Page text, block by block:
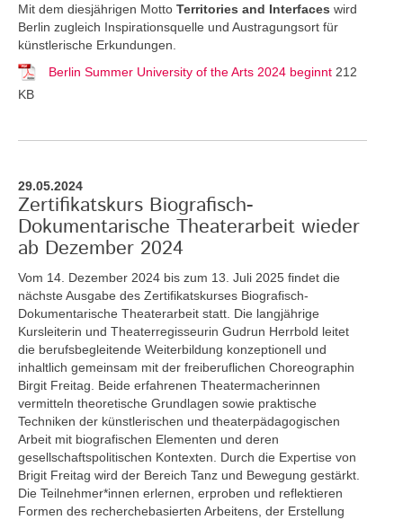
Mit dem diesjährigen Motto Territories and Interfaces wird
Berlin zugleich Inspirationsquelle und Austragungsort für
künstlerische Erkundungen.
Berlin Summer University of the Arts 2024 beginnt 212
KB
29.05.2024
Zertifikatskurs Biografisch-
Dokumentarische Theaterarbeit wieder
ab Dezember 2024
Vom 14. Dezember 2024 bis zum 13. Juli 2025 findet die
nächste Ausgabe des Zertifikatskurses Biografisch-
Dokumentarische Theaterarbeit statt. Die langjährige
Kursleiterin und Theaterregisseurin Gudrun Herrbold leitet
die berufsbegleitende Weiterbildung konzeptionell und
inhaltlich gemeinsam mit der freiberuflichen Choreographin
Birgit Freitag. Beide erfahrenen Theatermacherinnen
vermitteln theoretische Grundlagen sowie praktische
Techniken der künstlerischen und theaterpädagogischen
Arbeit mit biografischen Elementen und deren
gesellschaftspolitischen Kontexten. Durch die Expertise von
Brigit Freitag wird der Bereich Tanz und Bewegung gestärkt.
Die Teilnehmer*innen erlernen, erproben und reflektieren
Formen des recherchebasierten Arbeitens, der Erstellung